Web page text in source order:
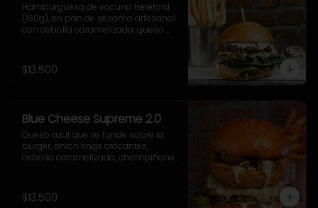
Hamburguesa de vacuno Hereford
(160g), en pan de sésamo artesanal
con cebolla caramelizada, queso
acompañamiento a elección.
$13.500
Blue Cheese Supreme 2.0
Queso azul que se funde sobre la
burger, onion rings crocantes,
cebolla caramelizada, champiñones
la cabeza.
$13.500